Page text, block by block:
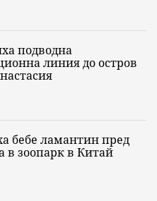
подводна
линия до остров
бебе ламантин пред
в зоопарк в Китай